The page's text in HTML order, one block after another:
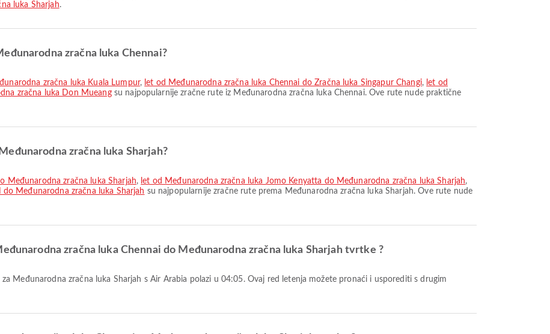
luka Sharjah.
zračna luka Chennai?
zračna luka Kuala Lumpur, let od Međunarodna zračna luka Chennai do Zračna luka Singapur Changi, let od
zračna luka Don Mueangsu najpopularnije zračne rute iz Međunarodna zračna luka Chennai. Ove rute nude praktične
zračna luka Sharjah?
Međunarodna zračna luka Sharjah, let od Međunarodna zračna luka Jomo Kenyatta do Međunarodna zračna luka Sharjah,
Međunarodna zračna luka Sharjah su najpopularnije zračne rute prema Međunarodna zračna luka Sharjah. Ove rute nude
zračna luka Chennai do Međunarodna zračna luka Sharjah tvrtke ?